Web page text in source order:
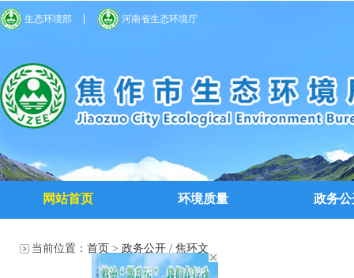
生态环境部 河南省生态环境厅
网站首页 环境质量 政务公
当前位置： 首页 > 政务公开 / 焦环文